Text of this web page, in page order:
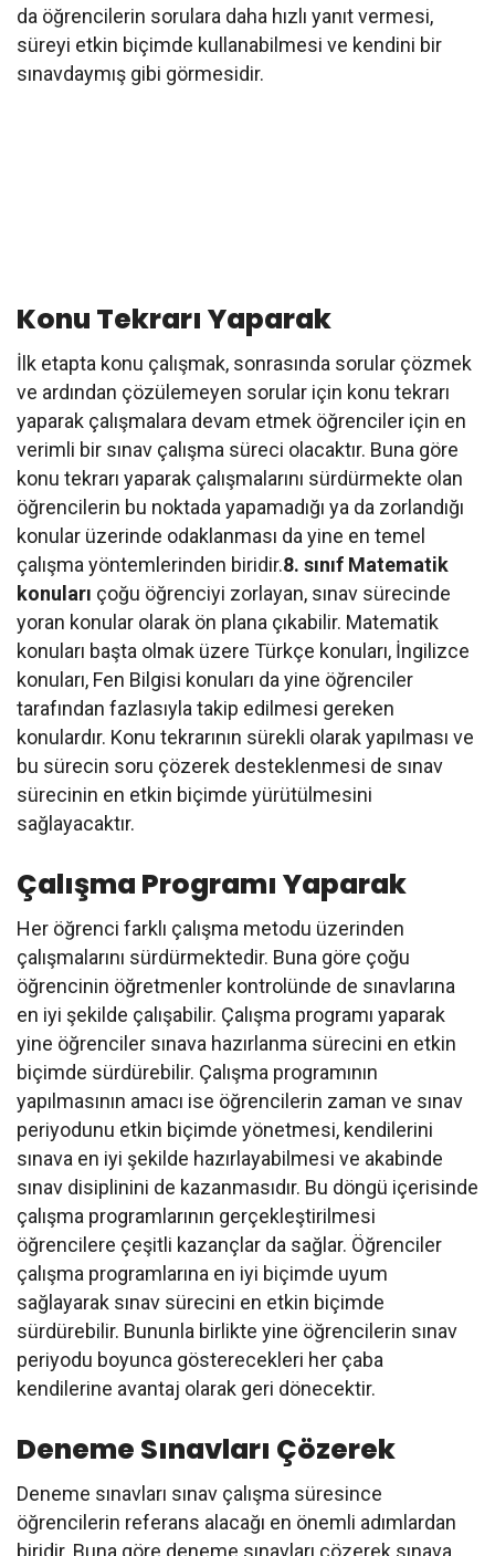
da öğrencilerin sorulara daha hızlı yanıt vermesi,
süreyi etkin biçimde kullanabilmesi ve kendini bir
sınavdaymış gibi görmesidir.
Konu Tekrarı Yaparak
İlk etapta konu çalışmak, sonrasında sorular çözmek
ve ardından çözülemeyen sorular için konu tekrarı
yaparak çalışmalara devam etmek öğrenciler için en
verimli bir sınav çalışma süreci olacaktır. Buna göre
konu tekrarı yaparak çalışmalarını sürdürmekte olan
öğrencilerin bu noktada yapamadığı ya da zorlandığı
konular üzerinde odaklanması da yine en temel
çalışma yöntemlerinden biridir.8. sınıf Matematik
konuları çoğu öğrenciyi zorlayan, sınav sürecinde
yoran konular olarak ön plana çıkabilir. Matematik
konuları başta olmak üzere Türkçe konuları, İngilizce
konuları, Fen Bilgisi konuları da yine öğrenciler
tarafından fazlasıyla takip edilmesi gereken
konulardır. Konu tekrarının sürekli olarak yapılması ve
bu sürecin soru çözerek desteklenmesi de sınav
sürecinin en etkin biçimde yürütülmesini
sağlayacaktır.
Çalışma Programı Yaparak
Her öğrenci farklı çalışma metodu üzerinden
çalışmalarını sürdürmektedir. Buna göre çoğu
öğrencinin öğretmenler kontrolünde de sınavlarına
en iyi şekilde çalışabilir. Çalışma programı yaparak
yine öğrenciler sınava hazırlanma sürecini en etkin
biçimde sürdürebilir. Çalışma programının
yapılmasının amacı ise öğrencilerin zaman ve sınav
periyodunu etkin biçimde yönetmesi, kendilerini
sınava en iyi şekilde hazırlayabilmesi ve akabinde
sınav disiplinini de kazanmasıdır. Bu döngü içerisinde
çalışma programlarının gerçekleştirilmesi
öğrencilere çeşitli kazançlar da sağlar. Öğrenciler
çalışma programlarına en iyi biçimde uyum
sağlayarak sınav sürecini en etkin biçimde
sürdürebilir. Bununla birlikte yine öğrencilerin sınav
periyodu boyunca gösterecekleri her çaba
kendilerine avantaj olarak geri dönecektir.
Deneme Sınavları Çözerek
Deneme sınavları sınav çalışma süresince
öğrencilerin referans alacağı en önemli adımlardan
biridir. Buna göre deneme sınavları çözerek sınava